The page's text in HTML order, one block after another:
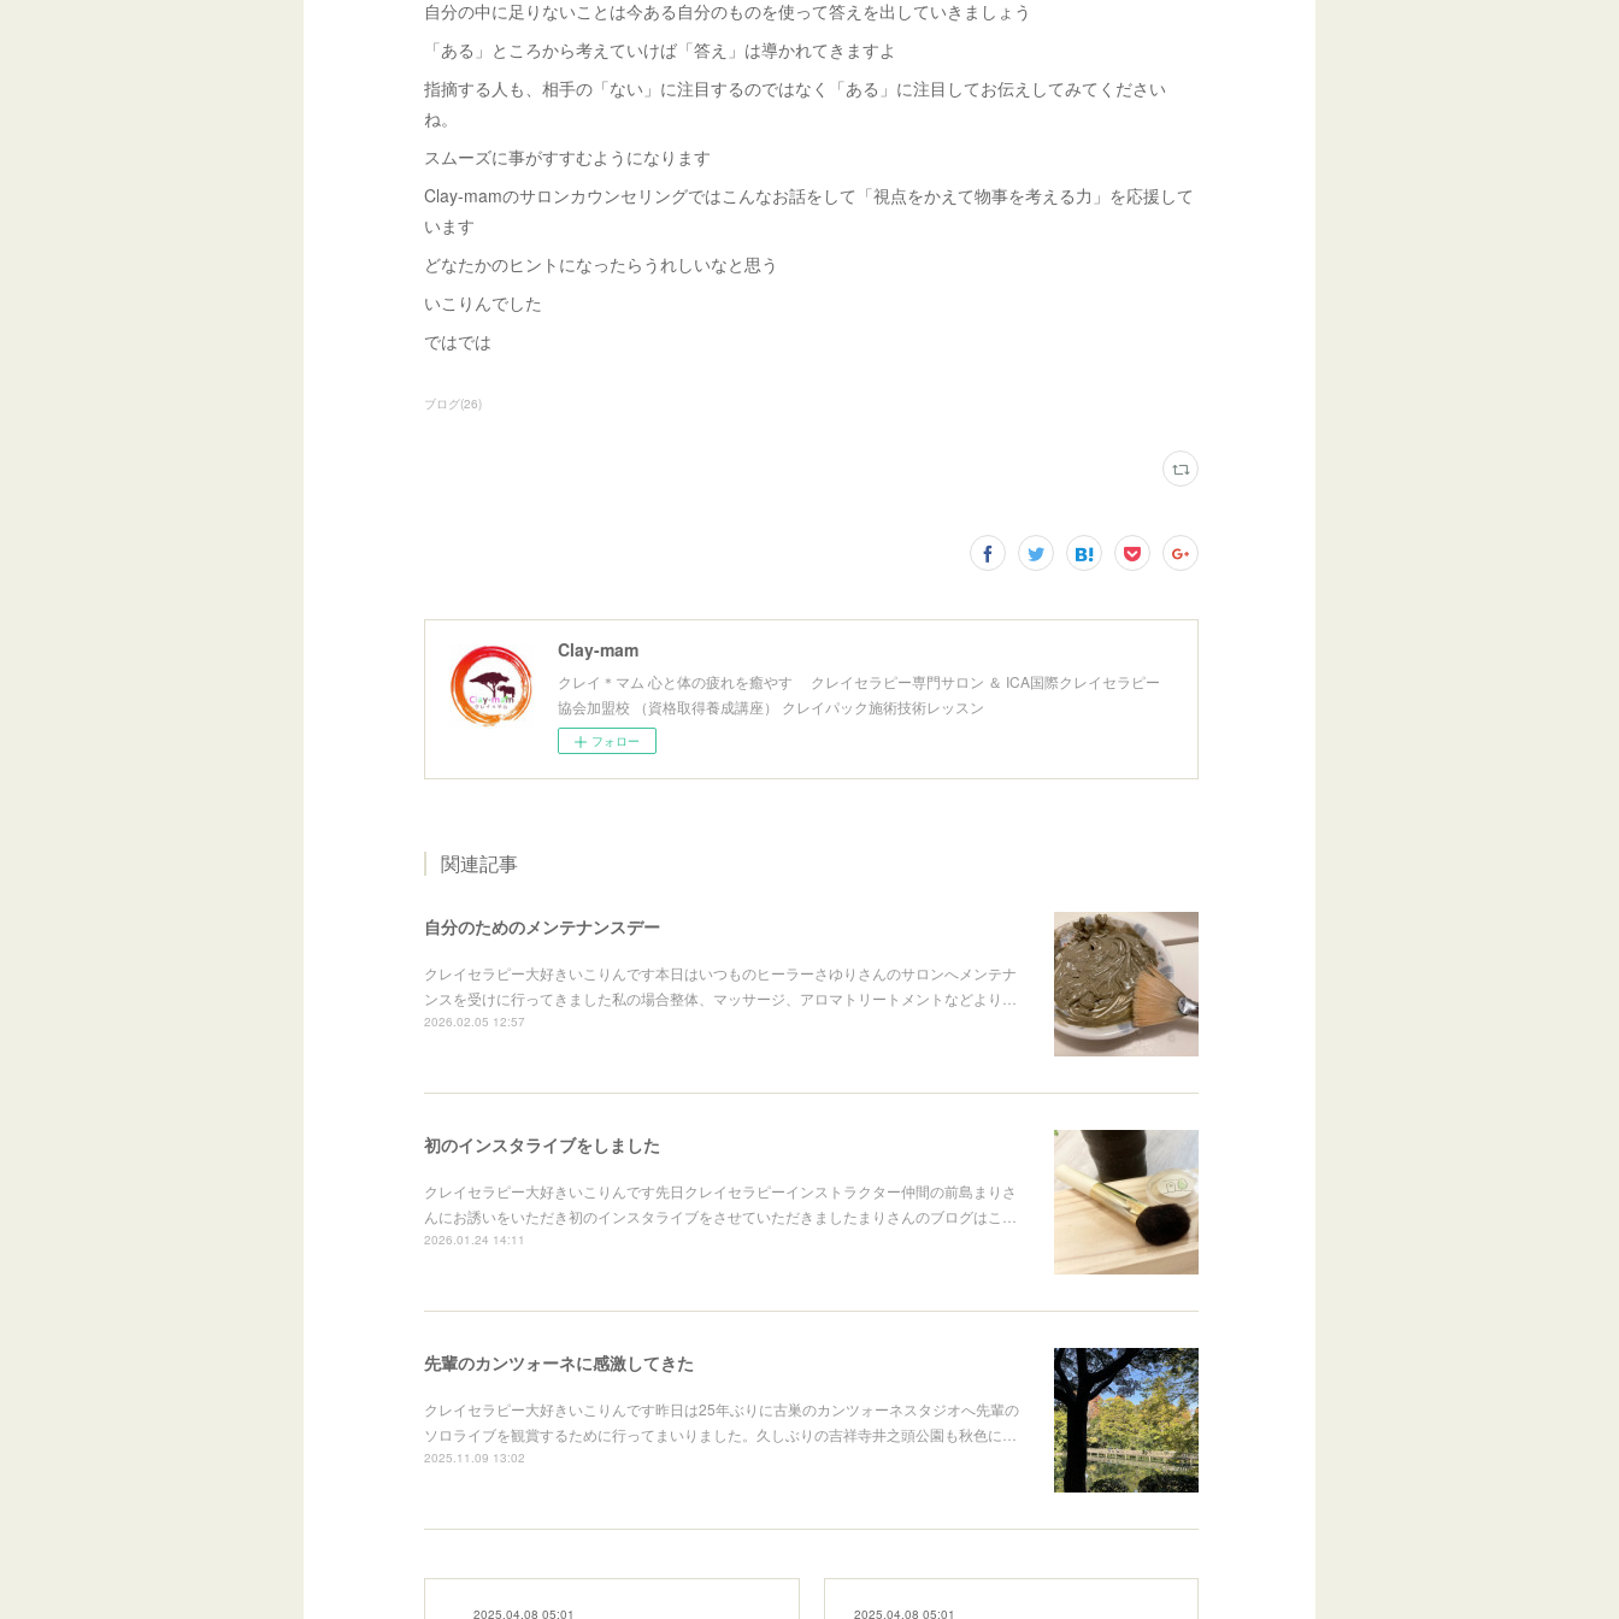
自分の中に足りないことは今ある自分のものを使って答えを出していきましょう
「ある」ところから考えていけば「答え」は導かれてきますよ
指摘する人も、相手の「ない」に注目するのではなく「ある」に注目してお伝えしてみてください
ね。
スムーズに事がすすむようになります
Clay-mamのサロンカウンセリングではこんなお話をして「視点をかえて物事を考える力」を応援して
います
どなたかのヒントになったらうれしいなと思う
いこりんでした
ではでは
ブログ(26)
Clay-mam
クレイ＊マム 心と体の疲れを癒やす クレイセラピー専門サロン ＆ ICA国際クレイセラピー
協会加盟校 （資格取得養成講座） クレイパック施術技術レッスン
フォロー
関連記事
自分のためのメンテナンスデー
クレイセラピー大好きいこりんです本日はいつものヒーラーさゆりさんのサロンへメンテナ
ンスを受けに行ってきました私の場合整体、マッサージ、アロマトリートメントなどより…
2026.02.05 12:57
初のインスタライブをしました
クレイセラピー大好きいこりんです先日クレイセラピーインストラクター仲間の前島まりさ
んにお誘いをいただき初のインスタライブをさせていただきましたまりさんのブログはこ…
2026.01.24 14:11
先輩のカンツォーネに感激してきた
クレイセラピー大好きいこりんです昨日は25年ぶりに古巣のカンツォーネスタジオへ先輩の
ソロライブを観賞するために行ってまいりました。久しぶりの吉祥寺井之頭公園も秋色に…
2025.11.09 13:02
2025.04.08 05:01 2025.04.08 05:01